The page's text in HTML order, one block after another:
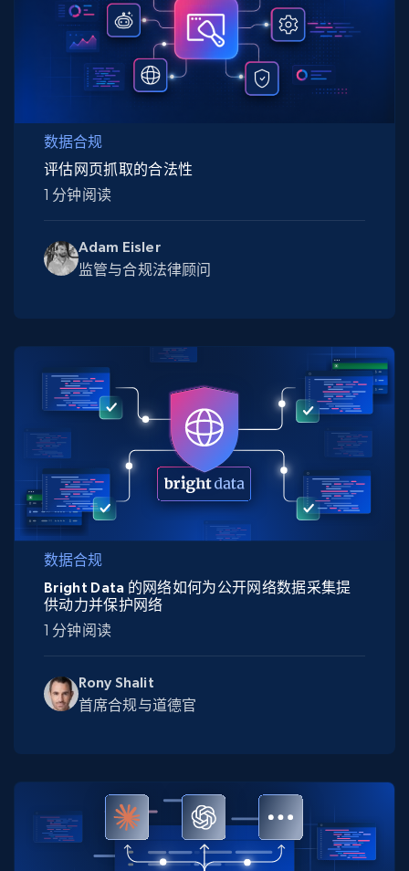
数据合规
Adam Eisler
监管与合规法律顾问
评估网页抓取的合法性
1 分钟阅读
数据合规
Rony Shalit
首席合规与道德官
Bright Data 的网络如何为公开网络数据采集提
供动力并保护网络
1 分钟阅读